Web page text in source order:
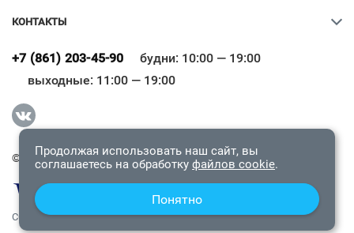
КОНТАКТЫ
+7 (861) 203-45-90
будни: 10:00 — 19:00
выходные: 11:00 — 19:00
© 2009-2026 «Водолей Онлайн». Все права защищены.
СОГЛАШЕНИЕ О КОНФИДЕНЦИАЛЬНОСТИ
Всё верно
Продолжая использовать наш сайт, вы
соглашаетесь на обработку файлов cookie.
Понятно